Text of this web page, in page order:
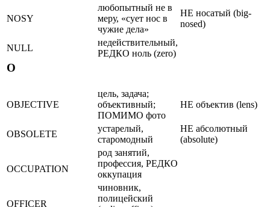
NOSY
любопытный не в
меру, «сует нос в
чужие дела»
НЕ носатый (big-
nosed)
NULL
недействительный,
РЕДКО ноль (zero)
O
OBJECTIVE
цель, задача;
объективный;
ПОМИМО фото
НЕ объектив (lens)
OBSOLETE
устарелый,
старомодный
НЕ абсолютный
(absolute)
OCCUPATION
род занятий,
профессия, РЕДКО
оккупация
OFFICER
чиновник,
полицейский